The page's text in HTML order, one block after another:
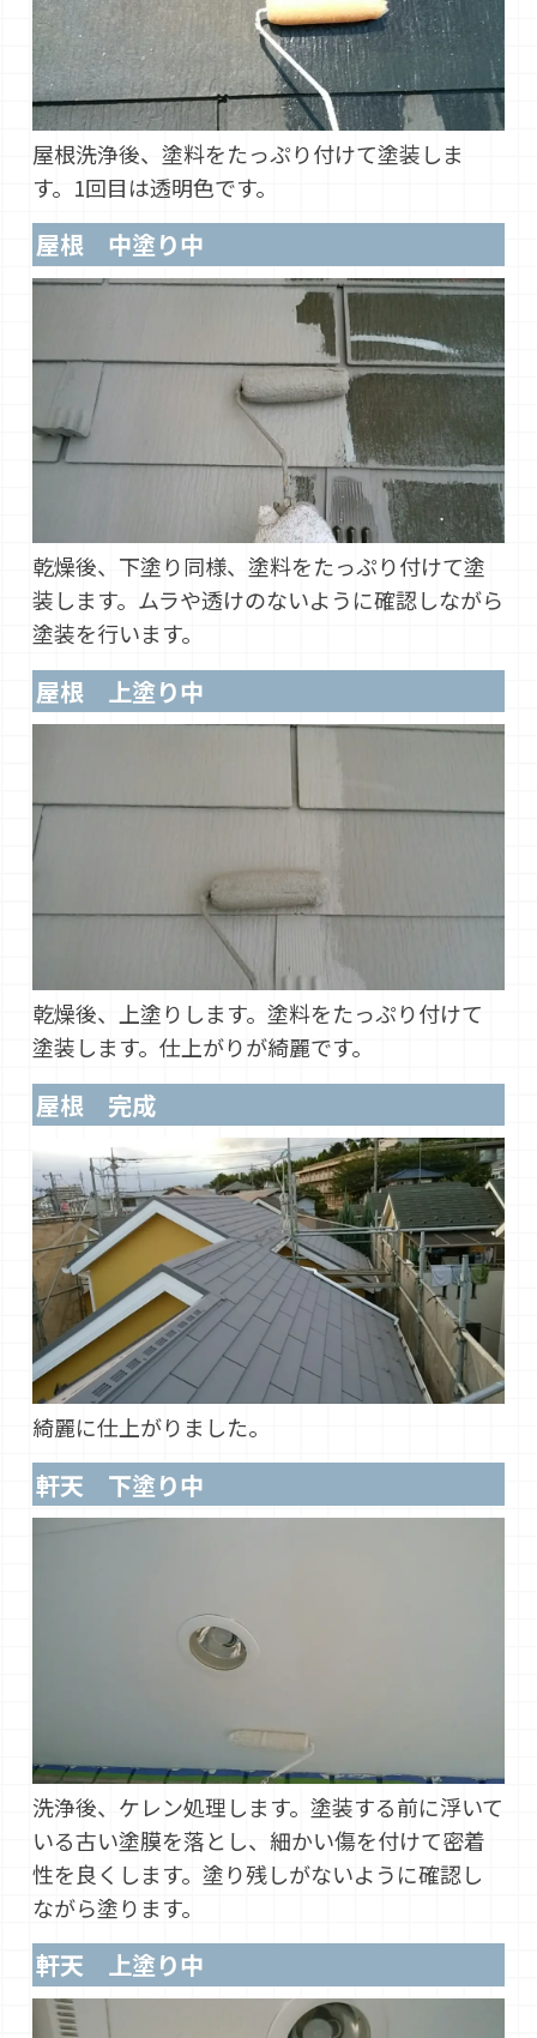
屋根洗浄後、塗料をたっぷり付けて塗装しま
す。1回目は透明色です。
屋根 中塗り中
乾燥後、下塗り同様、塗料をたっぷり付けて塗
装します。ムラや透けのないように確認しながら
塗装を行います。
屋根 上塗り中
乾燥後、上塗りします。塗料をたっぷり付けて
塗装します。仕上がりが綺麗です。
屋根 完成
綺麗に仕上がりました。
軒天 下塗り中
洗浄後、ケレン処理します。塗装する前に浮いて
いる古い塗膜を落とし、細かい傷を付けて密着
性を良くします。塗り残しがないように確認し
ながら塗ります。
軒天 上塗り中